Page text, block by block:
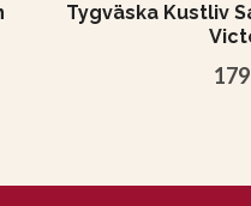
Tygväska Kustliv